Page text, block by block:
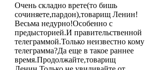
Очень складно врете(то бишь
сочиняете,пардон),товарищ Ленин!
Весьма недурно!Особенно с
предысторией.И правительственной
телеграммой.Только неизвестно кому
телеграмма?Да еще в такое раннее
время.Продолжайте,товарищ